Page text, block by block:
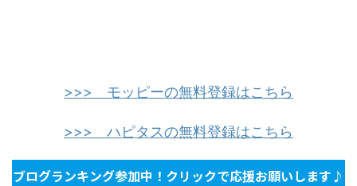
>>> モッピーの無料登録はこちら
>>> ハピタスの無料登録はこちら
ブログランキング参加中！クリックで応援お願いします♪